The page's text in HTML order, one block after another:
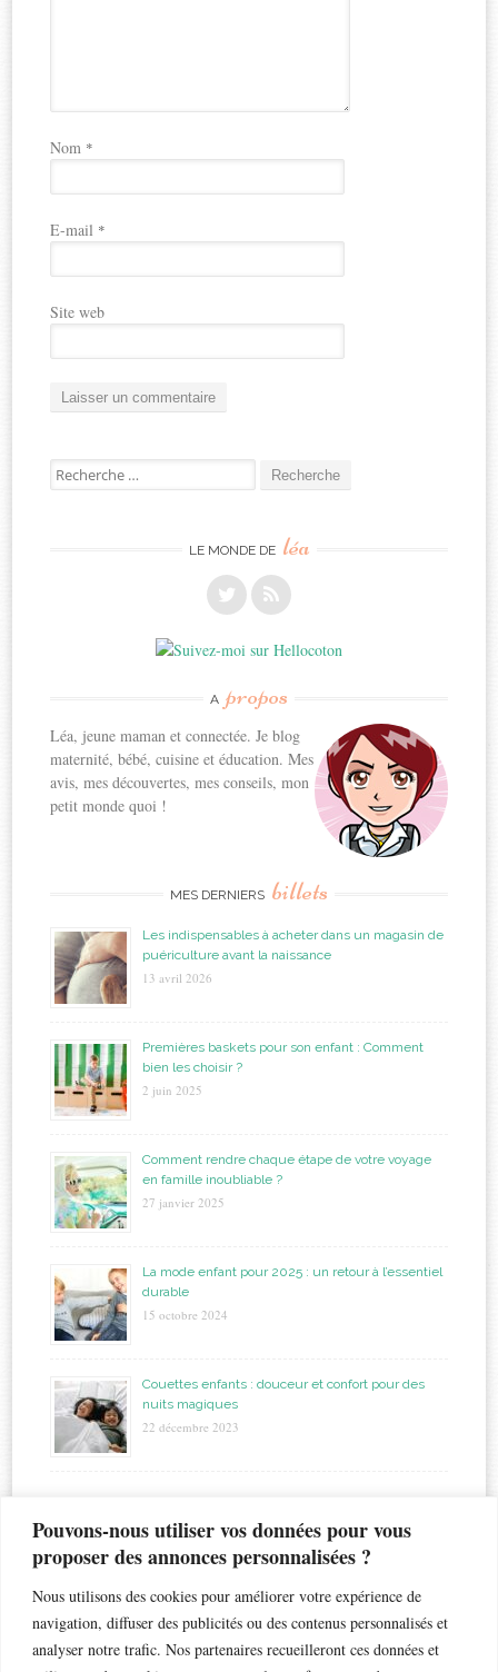
Pouvons-nous utiliser vos données pour vous
proposer des annonces personnalisées ?
Nous utilisons des cookies pour améliorer votre expérience de
navigation, diffuser des publicités ou des contenus personnalisés et
analyser notre trafic. Nos partenaires recueilleront ces données et
Nom *
E-mail *
Site web
Recherche
pour:
LE MONDE DE léa
A propos
Léa, jeune maman et connectée. Je blog
maternité, bébé, cuisine et éducation. Mes
avis, mes découvertes, mes conseils, mon
petit monde quoi !
MES DERNIERS billets
Les indispensables à acheter dans un magasin de
puériculture avant la naissance
13 avril 2026
Premières baskets pour son enfant : Comment
bien les choisir ?
2 juin 2025
Comment rendre chaque étape de votre voyage
en famille inoubliable ?
27 janvier 2025
La mode enfant pour 2025 : un retour à l’essentiel
durable
15 octobre 2024
Couettes enfants : douceur et confort pour des
nuits magiques
22 décembre 2023
accouchement allaitement astuces bapteme beauté
bronchiolite bébé cadeau chaleur chambre chocolat
coiffure crèche dents de lait droits enfant enfants esthétique